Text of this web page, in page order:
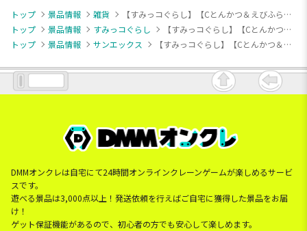
トップ 景品情報 雑貨
【すみっコぐらし】【Cとんかつ＆えびふらいのしっぽ】すみっコぐらし クリア窓付きウォレットショルダー
トップ
景品情報 すみっコぐらし
【すみっコぐらし】【Cとんかつ＆えびふらいのしっぽ】すみっコぐらし クリア窓付きウォレットショルダー
トップ
景品情報 サンエックス 【すみっコぐらし】【Cとんかつ＆えびふらいのしっぽ】すみっコぐらし クリア窓付きウォレットショルダー
DMMオンクレは自宅にて24時間オンラインクレーンゲームが楽しめるサービ
スです。
遊べる景品は3,000点以上！発送依頼を行えばご自宅に獲得した景品をお届
け！
ゲット保証機能があるので、初心者の方でも安心して楽しめます。